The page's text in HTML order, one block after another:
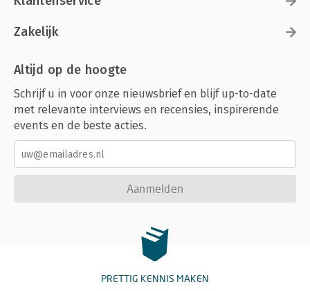
Zakelijk
Altijd op de hoogte
Schrijf u in voor onze nieuwsbrief en blijf up-to-date
met relevante interviews en recensies, inspirerende
events en de beste acties.
Aanmelden
PRETTIG KENNIS MAKEN